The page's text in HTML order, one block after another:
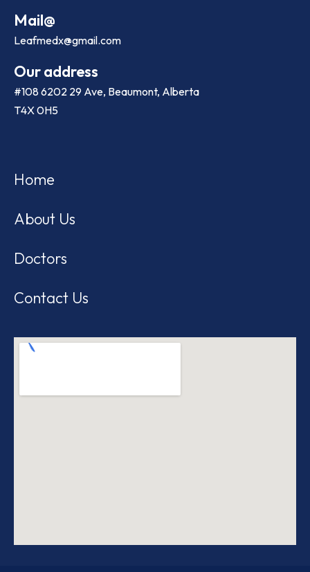
Mail@
Leafmedx@gmail.com
Our address
#108 6202 29 Ave, Beaumont, Alberta
T4X 0H5
Home
About Us
Doctors
Contact Us